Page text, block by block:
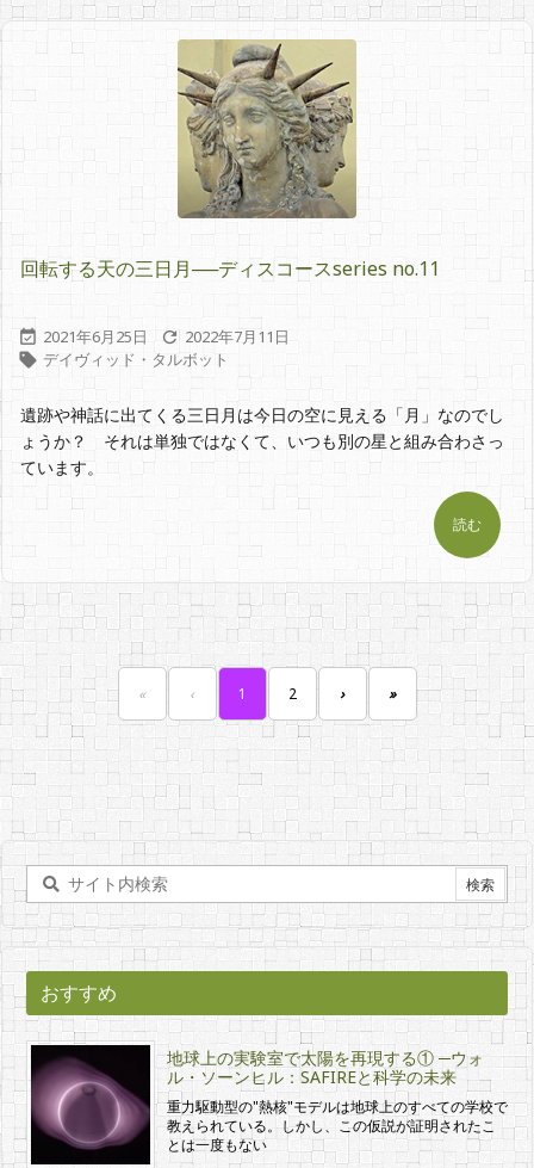
回転する天の三日月──ディスコースseries no.11
 2021年6月25日  2022年7月11日
 デイヴィッド・タルボット
遺跡や神話に出てくる三日月は今日の空に見える「月」なのでし
ょうか？ それは単独ではなくて、いつも別の星と組み合わさっ
ています。
読む
« ‹ 1 2 › »
おすすめ
地球上の実験室で太陽を再現する① ─ウォ
ル・ソーンヒル：SAFIREと科学の未来
重力駆動型の"熱核"モデルは地球上のすべての学校で
教えられている。しかし、この仮説が証明されたこ
とは一度もない